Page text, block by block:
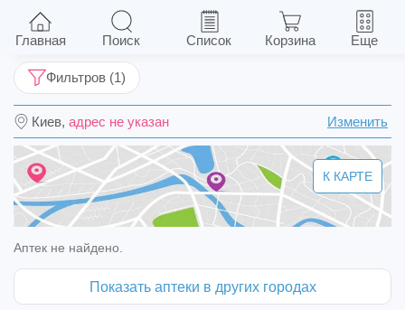
Масло эфирное Flora Secret апельсиновое
фл. 25 мл
Киев, адрес не указан Изменить
Фильтров (1)
К КАРТЕ
Аптек не найдено.
Показать аптеки в других городах
Главная Поиск Список Корзина Еще